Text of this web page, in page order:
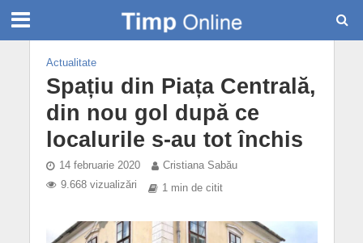
Actualitate
Spațiu din Piața Centrală,
din nou gol după ce
localurile s-au tot închis
14 februarie 2020
Cristiana Sabău
9.668 vizualizări
1 min de citit